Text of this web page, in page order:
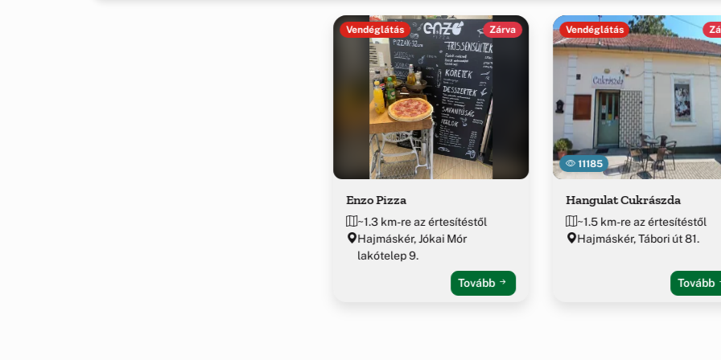
Vendéglátás Zárva
Enzo Pizza
~1.3 km-re az értesítéstől
Hajmáskér, Jókai Mór
lakótelep 9.
Tovább
11185
Vendéglátás
Hangulat Cukrászda
~1.5 km-re az értesítéstől
Hajmáskér, Tábori út 81.
Tovább